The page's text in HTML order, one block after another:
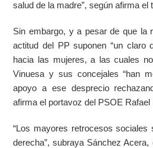
salud de la madre”, según afirma el
Sin embargo, y a pesar de que la
actitud del PP suponen “un claro
hacia las mujeres, a las cuales
Vinuesa y sus concejales “han
apoyo a ese desprecio
afirma el portavoz del PSOE Rafael
“Los mayores retrocesos sociales
derecha”, subraya Sánchez